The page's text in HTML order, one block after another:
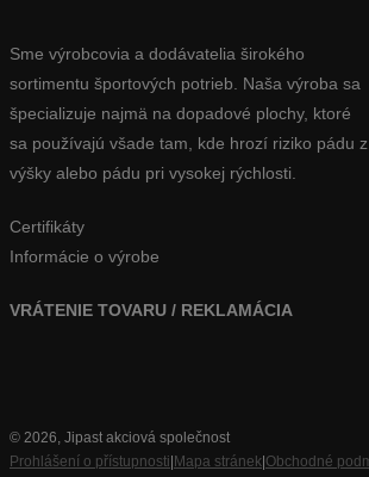
Sme výrobcovia a dodávatelia širokého
sortimentu športových potrieb. Naša výroba sa
špecializuje najmä na dopadové plochy, ktoré
sa používajú všade tam, kde hrozí riziko pádu z
výšky alebo pádu pri vysokej rýchlosti.
Certifikáty
Informácie o výrobe
VRÁTENIE TOVARU / REKLAMÁCIA
© 2026, Jipast akciová společnost
Prohlášení o přístupnosti Mapa stránek Obchodné